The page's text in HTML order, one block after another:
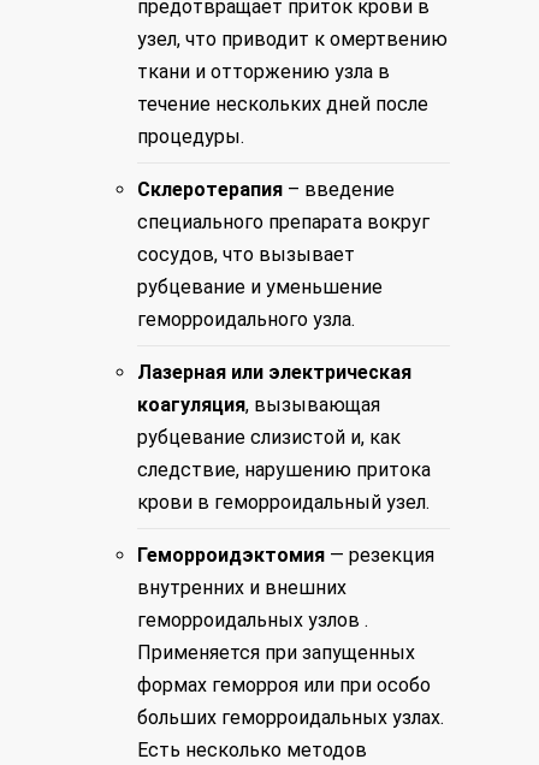
предотвращает приток крови в
узел, что приводит к омертвению
ткани и отторжению узла в
течение нескольких дней после
процедуры.
Склеротерапия – введение
специального препарата вокруг
сосудов, что вызывает
рубцевание и уменьшение
геморроидального узла.
Лазерная или электрическая
коагуляция, вызывающая
рубцевание слизистой и, как
следствие, нарушению притока
крови в геморроидальный узел.
Геморроидэктомия — резекция
внутренних и внешних
геморроидальных узлов .
Применяется при запущенных
формах геморроя или при особо
больших геморроидальных узлах.
Есть несколько методов